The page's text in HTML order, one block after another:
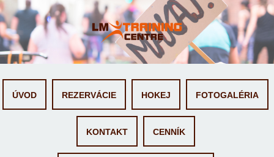
Skip to content
ÚVOD
REZERVÁCIE HOKEJ FOTOGALÉRIA
KONTAKT CENNÍK